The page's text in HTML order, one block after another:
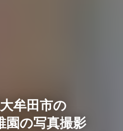
牟田市の
園の写真撮影